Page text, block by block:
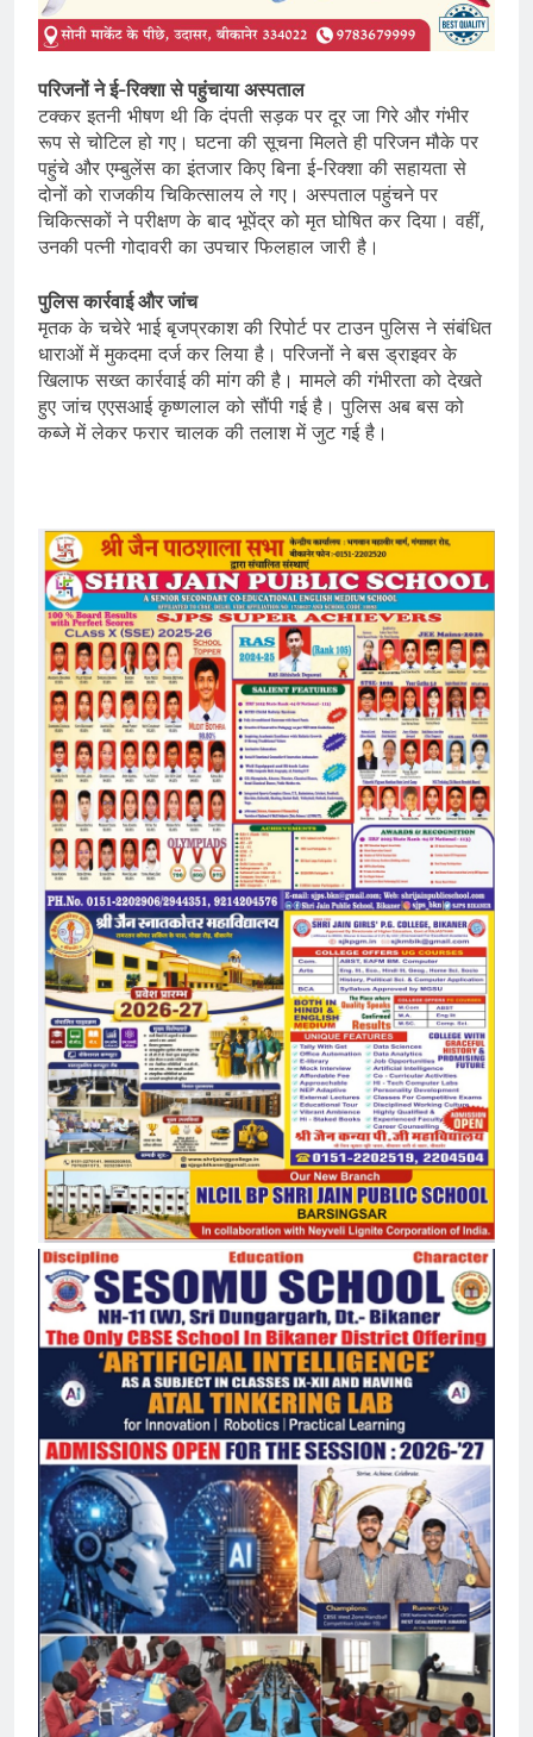
परिजनों ने ई-रिक्शा से पहुंचाया अस्पताल
टक्कर इतनी भीषण थी कि दंपती सड़क पर दूर जा गिरे और गंभीर
रूप से चोटिल हो गए। घटना की सूचना मिलते ही परिजन मौके पर
पहुंचे और एम्बुलेंस का इंतजार किए बिना ई-रिक्शा की सहायता से
दोनों को राजकीय चिकित्सालय ले गए। अस्पताल पहुंचने पर
चिकित्सकों ने परीक्षण के बाद भूपेंद्र को मृत घोषित कर दिया। वहीं,
उनकी पत्नी गोदावरी का उपचार फिलहाल जारी है।
पुलिस कार्रवाई और जांच
मृतक के चचेरे भाई बृजप्रकाश की रिपोर्ट पर टाउन पुलिस ने संबंधित
धाराओं में मुकदमा दर्ज कर लिया है। परिजनों ने बस ड्राइवर के
खिलाफ सख्त कार्रवाई की मांग की है। मामले की गंभीरता को देखते
हुए जांच एएसआई कृष्णलाल को सौंपी गई है। पुलिस अब बस को
कब्जे में लेकर फरार चालक की तलाश में जुट गई है।